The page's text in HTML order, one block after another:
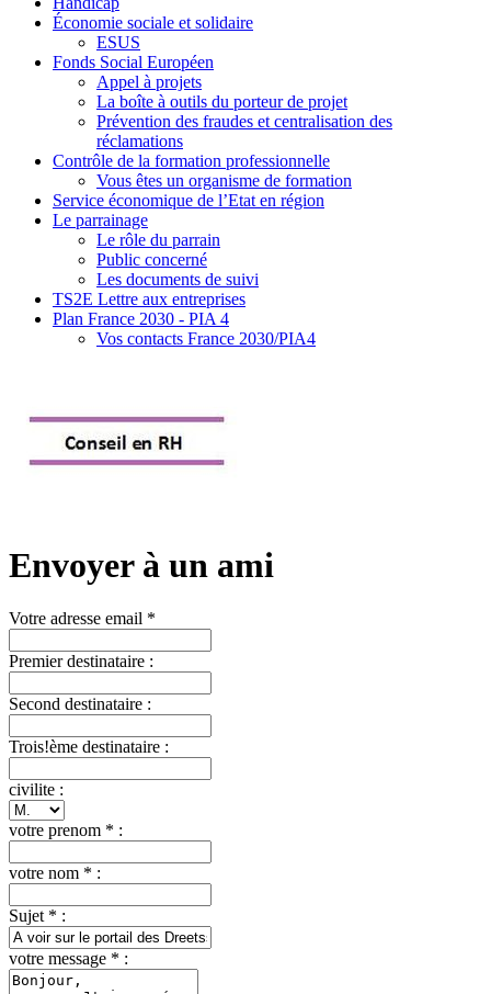
Économie sociale et solidaire
ESUS
Fonds Social Européen
Appel à projets
La boîte à outils du porteur de projet
Prévention des fraudes et centralisation des
réclamations
Contrôle de la formation professionnelle
Vous êtes un organisme de formation
Service économique de l’Etat en région
Le parrainage
Le rôle du parrain
Public concerné
Les documents de suivi
TS2E Lettre aux entreprises
Plan France 2030 - PIA 4
Vos contacts France 2030/PIA4
Envoyer à un ami
Votre adresse email *
Premier destinataire :
Second destinataire :
Trois!ème destinataire :
civilite :
votre prenom * :
votre nom * :
Sujet * :
votre message * :